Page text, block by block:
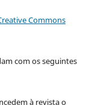
Commons
com os seguintes
à revista o